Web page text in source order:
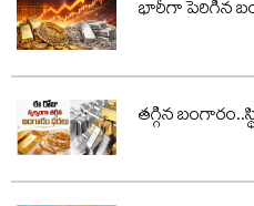
భారీగా పెరిగిన
తగ్గిన